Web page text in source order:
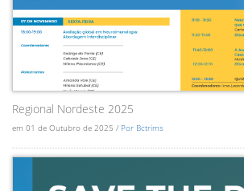
Regional Nordeste 2025
em 01 de Outubro de 2025 / Por Bctrims